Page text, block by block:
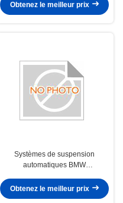
offrant une absorption supérieure
Obtenez le meilleur prix
Systèmes de suspension
automatiques BMW
par choc aérien Compatible avec
plusieurs modèles BMW Durable
Obtenez le meilleur prix